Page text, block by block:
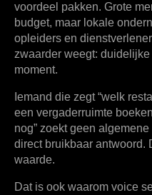
voordeel pakken. Grote
budget, maar lokale
opleiders en
zwaarder weegt:
moment.
Iemand die zegt “welk
een vergaderruimte
nog” zoekt geen
direct bruikbaar antwoord.
waarde.
Dat is ook waarom voice